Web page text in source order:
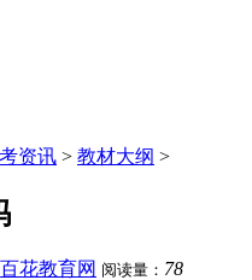
资讯 > 教材大纲 >
百花教育网 阅读量： 78